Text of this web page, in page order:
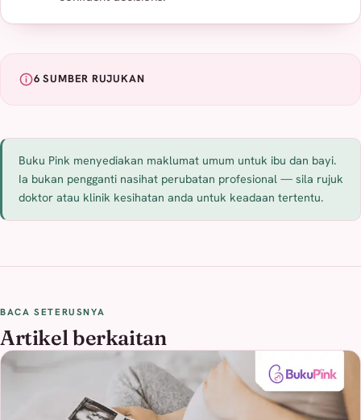
6 SUMBER RUJUKAN
Buku Pink menyediakan maklumat umum untuk ibu dan bayi.
Ia bukan pengganti nasihat perubatan profesional — sila rujuk
doktor atau klinik kesihatan anda untuk keadaan tertentu.
BACA SETERUSNYA
Artikel berkaitan